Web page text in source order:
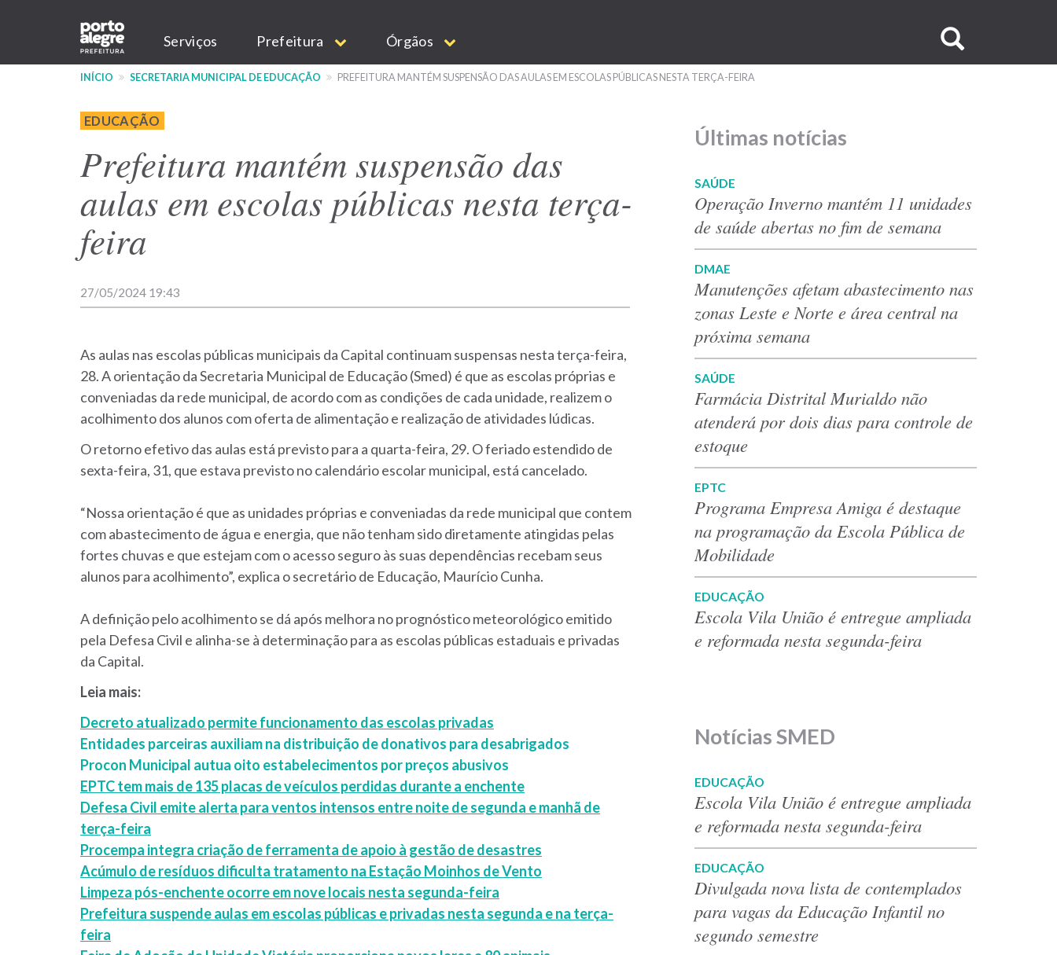
conteúdo
Main
navigation
Serviços Prefeitura Órgãos
no
INÍCIO SECRETARIA MUNICIPAL DE EDUCAÇÃO PREFEITURA MANTÉM SUSPENSÃO DAS AULAS EM ESCOLAS PÚBLICAS NESTA TERÇA-FEIRA
EDUCAÇÃO
Prefeitura mantém suspensão das
aulas em escolas públicas nesta terça-
feira
27/05/2024 19:43
As aulas nas escolas públicas municipais da Capital continuam suspensas nesta terça-feira,
28. A orientação da Secretaria Municipal de Educação (Smed) é que as escolas próprias e
conveniadas da rede municipal, de acordo com as condições de cada unidade, realizem o
acolhimento dos alunos com oferta de alimentação e realização de atividades lúdicas.
O retorno efetivo das aulas está previsto para a quarta-feira, 29. O feriado estendido de
sexta-feira, 31, que estava previsto no calendário escolar municipal, está cancelado.
“Nossa orientação é que as unidades próprias e conveniadas da rede municipal que contem
com abastecimento de água e energia, que não tenham sido diretamente atingidas pelas
fortes chuvas e que estejam com o acesso seguro às suas dependências recebam seus
alunos para acolhimento”, explica o secretário de Educação, Maurício Cunha.
A definição pelo acolhimento se dá após melhora no prognóstico meteorológico emitido
pela Defesa Civil e alinha-se à determinação para as escolas públicas estaduais e privadas
da Capital.
Leia mais:
Decreto atualizado permite funcionamento das escolas privadas
Entidades parceiras auxiliam na distribuição de donativos para desabrigados
Procon Municipal autua oito estabelecimentos por preços abusivos
EPTC tem mais de 135 placas de veículos perdidas durante a enchente
Defesa Civil emite alerta para ventos intensos entre noite de segunda e manhã de
terça-feira
Procempa integra criação de ferramenta de apoio à gestão de desastres
Acúmulo de resíduos dificulta tratamento na Estação Moinhos de Vento
Limpeza pós-enchente ocorre em nove locais nesta segunda-feira
Prefeitura suspende aulas em escolas públicas e privadas nesta segunda e na terça-
feira
Últimas notícias
SAÚDE
Operação Inverno mantém 11 unidades
de saúde abertas no fim de semana
DMAE
Manutenções afetam abastecimento nas
zonas Leste e Norte e área central na
próxima semana
SAÚDE
Farmácia Distrital Murialdo não
atenderá por dois dias para controle de
estoque
EPTC
Programa Empresa Amiga é destaque
na programação da Escola Pública de
Mobilidade
EDUCAÇÃO
Escola Vila União é entregue ampliada
e reformada nesta segunda-feira
Notícias SMED
EDUCAÇÃO
Escola Vila União é entregue ampliada
e reformada nesta segunda-feira
EDUCAÇÃO
Divulgada nova lista de contemplados
para vagas da Educação Infantil no
segundo semestre